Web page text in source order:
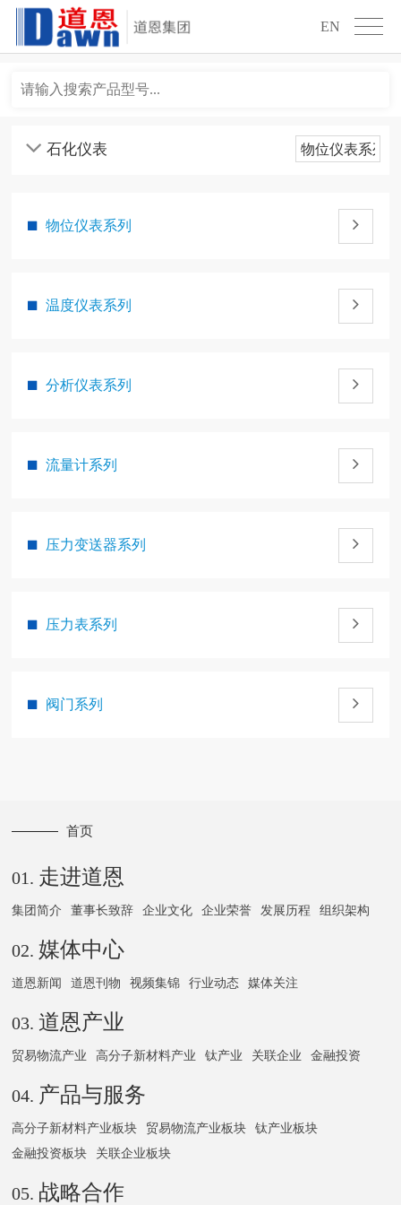
EN
物位仪表系列
温度仪表系列
分析仪表系列
流量计系列
压力变送器系列
压力表系列
阀门系列
首页
01. 走进道恩
集团简介 董事长致辞 企业文化 企业荣誉 发展历程 组织架构
02.媒体中心
道恩新闻 道恩刊物 视频集锦 行业动态 媒体关注
03.道恩产业
贸易物流产业 高分子新材料产业 钛产业 关联企业 金融投资
04. 产品与服务
高分子新材料产业板块 贸易物流产业板块
钛产业板块
金融投资板块
关联企业板块
05. 战略合作